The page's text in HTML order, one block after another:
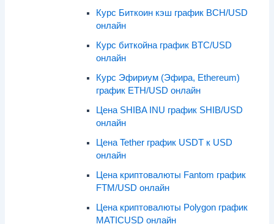
Курс Биткоин кэш график BCH/USD
онлайн
Курс биткойна график BTC/USD
онлайн
Курс Эфириум (Эфира, Ethereum)
график ETH/USD онлайн
Цена SHIBA INU график SHIB/USD
онлайн
Цена Tether график USDT к USD
онлайн
Цена криптовалюты Fantom график
FTM/USD онлайн
Цена криптовалюты Polygon график
MATICUSD онлайн